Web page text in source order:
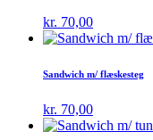
kr. 70,00
Sandwich m/ flæskesteg
kr. 70,00